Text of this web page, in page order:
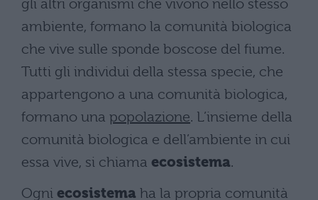
gli altri organismi che vivono nello stesso
ambiente, formano la comunità biologica
che vive sulle sponde boscose del fiume.
Tutti gli individui della stessa specie, che
appartengono a una comunità biologica,
formano una popolazione. L’insieme della
comunità biologica e dell’ambiente in cui
essa vive, si chiama ecosistema.
Ogni ecosistema ha la propria comunità